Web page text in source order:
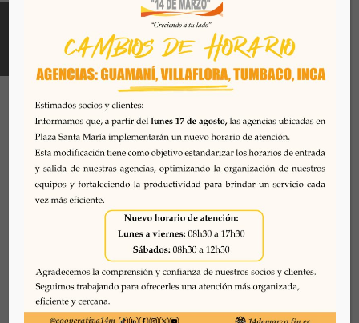
Todos los derechos reservados. Se prohibe el uso o
reproducción del mismo sin autorización. COAC 14 DE
MARZO, 2026. Quito - Ecuador
Desarrollado por